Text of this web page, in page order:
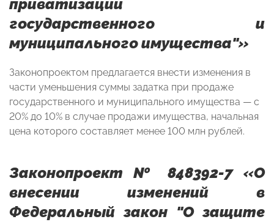
приватизации
государственного и
муниципального имущества"»
Законопроектом предлагается внести изменения в
части уменьшения суммы задатка при продаже
государственного и муниципального имущества — с
20% до 10% в случае продажи имущества, начальная
цена которого составляет менее 100 млн рублей.
Законопроект № 848392-7 «О
внесении изменений в
Федеральный закон "О защите